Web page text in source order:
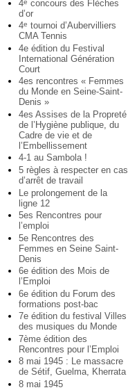
4e concours des Flèches
d’or
4e tournoi d’Aubervilliers
CMA Tennis
4e édition du Festival
International Génération
Court
4es rencontres « Femmes
du Monde en Seine-Saint-
Denis »
4es Assises de la Propreté
de l’Hygiène publique, du
Cadre de vie et de
l’Embellissement
4-1 au Sambola !
5 règles à respecter en cas
d’arrêt de travail
Le prolongement de la
ligne 12
5es Rencontres pour
l’emploi
5e Rencontres des
Femmes en Seine Saint-
Denis
6e édition des Mois de
l’Emploi
6e édition du Forum des
formations post-bac
7e édition du festival Villes
des musiques du Monde
7ème édition des
Rencontres pour l’Emploi
8 mai 1945 : Le massacre
de Sétif, Guelma, Kherrata
8 mai 1945